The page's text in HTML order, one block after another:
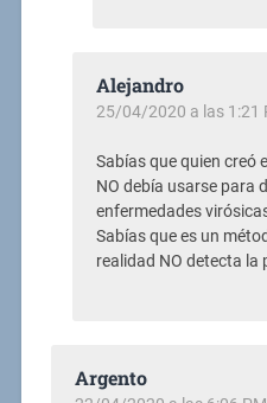
Alejandro
25/04/2020 a las 1:21
Sabías que quien creó
NO debía usarse para
enfermedades
Sabías que es un
realidad NO detecta la
Argento